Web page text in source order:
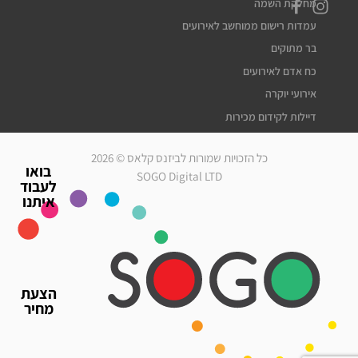
הצעת
מחיר
בואו
לעבוד
איתנו
מחלקת השמה
עמדות רישום ממוחשב לאירועים
בר מתוקים
כח אדם לאירועים
אירועי יוקרה
דיילות לקידום מכירות
מלצרים לאירועים
עוזרי הפקה
גיוס עובדים זמניים
כח אדם לאירועים
כל הזכויות שמורות לביזנס קלאס © 2026
SOGO Digital LTD